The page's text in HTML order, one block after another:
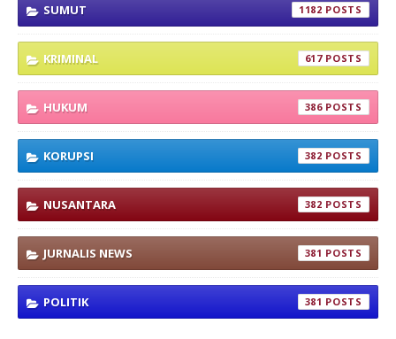
SUMUT 1182
KRIMINAL 617
HUKUM 386
KORUPSI 382
NUSANTARA 382
JURNALIS NEWS 381
POLITIK 381